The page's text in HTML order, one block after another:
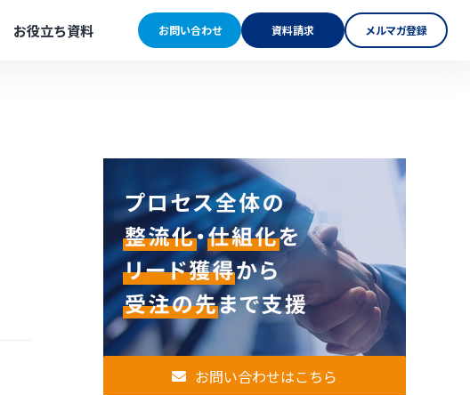
お役立ち資料 お問い合わせ 資料請求 メルマガ登録
お問い合わせはこちら